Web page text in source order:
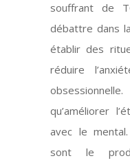
souffrant de
débattre dans
établir des
réduire
qu’améliorer
avec le
sont le